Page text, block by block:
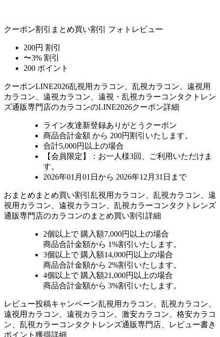
クーポン割引 まとめ買い割引 フォトレビュー
200円 割引
〜3% 割引
200 ポイント
クーポンLINE2026乱視用カラコン、乱視カラコン、遠視用
カラコン、遠視カラコン、遠視・乱視カラーコンタクトレン
ズ通販専門店のカラコンのLINE2026クーポン詳細
ライン友達新登録ありがとうクーポン
商品合計金額 から 200円割引 いたします。
合計5,000円以上の場合
【会員限定】：お一人様3回
、ご利用いただけま
す。
2026年01月01日から 2026年12月31日まで
おまとめ まとめ買い割引 乱視用カラコン、乱視カラコン、遠
視用カラコン、遠視カラコン、乱視カラーコンタクトレンズ
通販専門店のカラコンのまとめ買い割引詳細
2個 以上で 購入額7,000円以上の場合
商品合計金額から 1%割引いたします。
3個 以上で 購入額14,000円以上の場合
商品合計金額から 2%割引いたします。
4個 以上で 購入額21,000円以上の場合
商品合計金額から 3%割引いたします。
レビュー投稿キャンペーン乱視用カラコン、乱視カラコン、
遠視用カラコン、遠視カラコン、激安カラコン、格安カラコ
ン、乱視カラーコンタクトレンズ通販専門店、レビュー書き
ポイント獲得詳細